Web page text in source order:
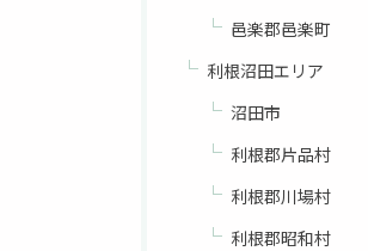
邑楽郡邑楽町
利根沼田エリア
沼田市
利根郡片品村
利根郡川場村
利根郡昭和村